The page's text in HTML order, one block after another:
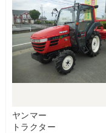
ヤンマー
トラクター